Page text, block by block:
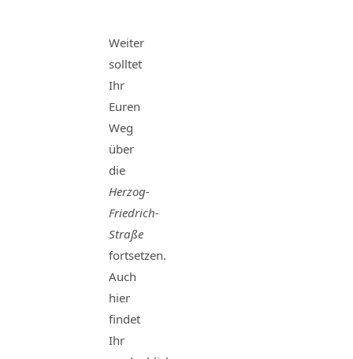
Weiter
solltet
Ihr
Euren
Weg
über
die
Herzog-
Friedrich-
Straße
fortsetzen.
Auch
hier
findet
Ihr